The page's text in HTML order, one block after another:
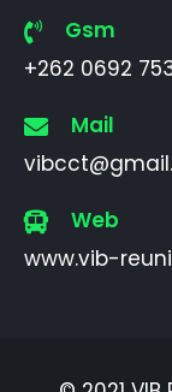
Gsm
+262 0692
Mail
Web
www.vib-